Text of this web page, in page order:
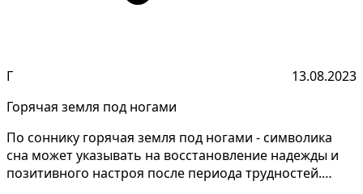
Г
13.08.2023
Горячая земля под ногами
По соннику горячая земля под ногами - символика
сна может указывать на восстановление надежды и
позитивного настроя после периода трудностей.